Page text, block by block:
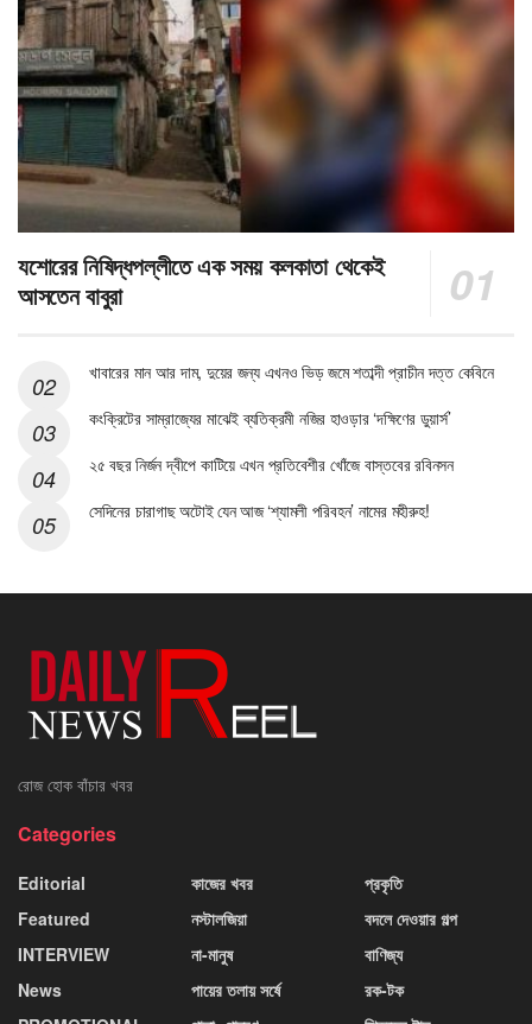
যশোরের নিষিদ্ধপল্লীতে এক সময় কলকাতা থেকেই
আসতেন বাবুরা
খাবারের মান আর দাম, দুয়ের জন্য এখনও ভিড় জমে শতাব্দী প্রাচীন দত্ত কেবিনে
কংক্রিটের সাম্রাজ্যের মাঝেই ব্যতিক্রমী নজির হাওড়ার ‘দক্ষিণের ডুয়ার্স’
২৫ বছর নির্জন দ্বীপে কাটিয়ে এখন প্রতিবেশীর খোঁজে বাস্তবের রবিনসন
সেদিনের চারাগাছ অটোই যেন আজ ‘শ্যামলী পরিবহন’ নামের মহীরুহ!
রোজ হোক বাঁচার খবর
Categories
Editorial
Featured
INTERVIEW
News
কাজের খবর
নস্টালজিয়া
না-মানুষ
পায়ের তলায় সর্ষে
প্রকৃতি
বদলে দেওয়ার গল্প
বাণিজ্য
রক-টক